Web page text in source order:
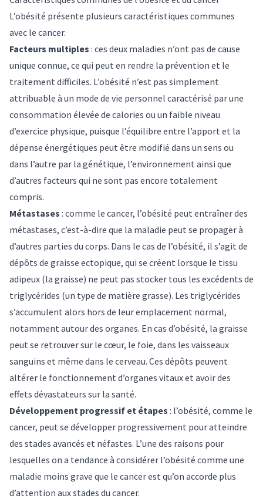
L’obésité présente plusieurs caractéristiques communes
avec le cancer.
Facteurs multiples : ces deux maladies n’ont pas de cause
unique connue, ce qui peut en rendre la prévention et le
traitement difficiles. L’obésité n’est pas simplement
attribuable à un mode de vie personnel caractérisé par une
consommation élevée de calories ou un faible niveau
d’exercice physique, puisque l’équilibre entre l’apport et la
dépense énergétiques peut être modifié dans un sens ou
dans l’autre par la génétique, l’environnement ainsi que
d’autres facteurs qui ne sont pas encore totalement
compris.
Métastases : comme le cancer, l’obésité peut entraîner des
métastases, c’est-à-dire que la maladie peut se propager à
d’autres parties du corps. Dans le cas de l’obésité, il s’agit de
dépôts de graisse ectopique, qui se créent lorsque le tissu
adipeux (la graisse) ne peut pas stocker tous les excédents de
triglycérides (un type de matière grasse). Les triglycérides
s’accumulent alors hors de leur emplacement normal,
notamment autour des organes. En cas d’obésité, la graisse
peut se retrouver sur le cœur, le foie, dans les vaisseaux
sanguins et même dans le cerveau. Ces dépôts peuvent
altérer le fonctionnement d’organes vitaux et avoir des
effets dévastateurs sur la santé.
Développement progressif et étapes : l’obésité, comme le
cancer, peut se développer progressivement pour atteindre
des stades avancés et néfastes. L’une des raisons pour
lesquelles on a tendance à considérer l’obésité comme une
maladie moins grave que le cancer est qu’on accorde plus
d’attention aux stades du cancer.